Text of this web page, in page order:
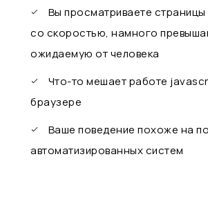
Вы просматриваете страницы
со скоростью, намного
ожидаемую от человека
Что-то мешает работе
браузере
Ваше поведение похоже на
автоматизированных систем